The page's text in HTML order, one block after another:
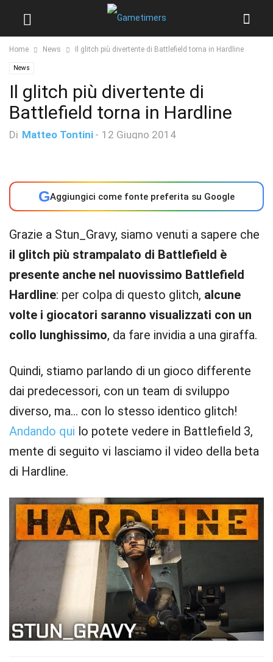
Home News Il glitch più divertente di Battlefield torna in Hardline
News
Il glitch più divertente di
Battlefield torna in Hardline
Di Matteo Tontini - 12 Giugno 2014
GAggiungici come fonte preferita su Google
Grazie a Stun_Gravy, siamo venuti a sapere che
il glitch più strampalato di Battlefield è
presente anche nel nuovissimo Battlefield
Hardline: per colpa di questo glitch, alcune
volte i giocatori saranno visualizzati con un
collo lunghissimo, da fare invidia a una giraffa.
Quindi, stiamo parlando di un gioco differente
dai predecessori, con un team di sviluppo
diverso, ma… con lo stesso identico glitch!
Andando qui lo potete vedere in Battlefield 3,
mente di seguito vi lasciamo il video della beta
di Hardline.